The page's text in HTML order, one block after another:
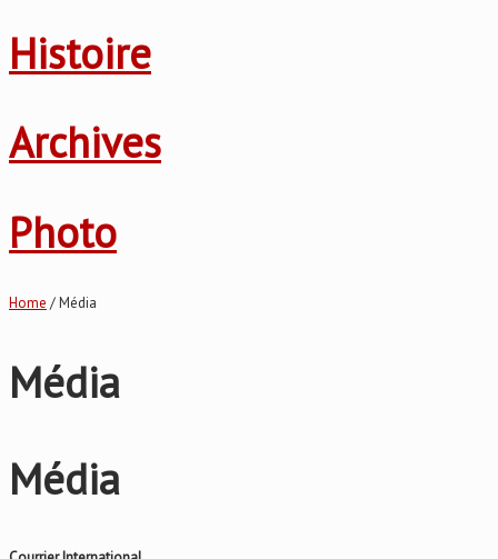
Histoire
Archives
Photo
Home / Média
Média
Média